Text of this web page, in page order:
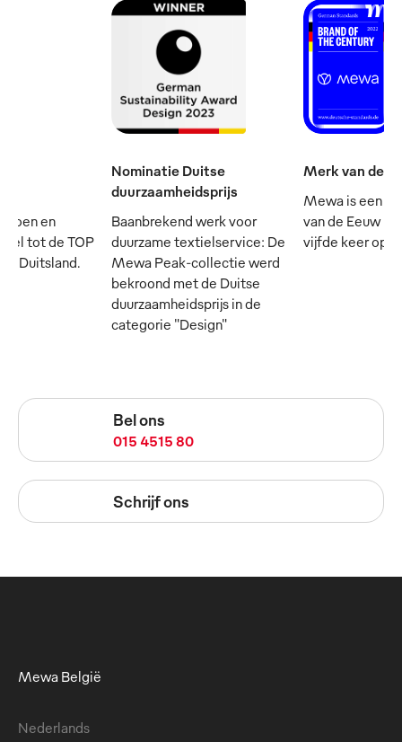
en
tot de TOP
in Duitsland.
Nominatie Duitse
duurzaamheidsprijs
Baanbrekend werk voor
duurzame textielservice: De
Mewa Peak-collectie werd
bekroond met de Duitse
duurzaamheidsprijs in de
categorie "Design"
Merk van de
Mewa is een
van de Eeuw -
vijfde keer op
Bel ons
015 4515 80
Schrijf ons
Mewa België
Nederlands